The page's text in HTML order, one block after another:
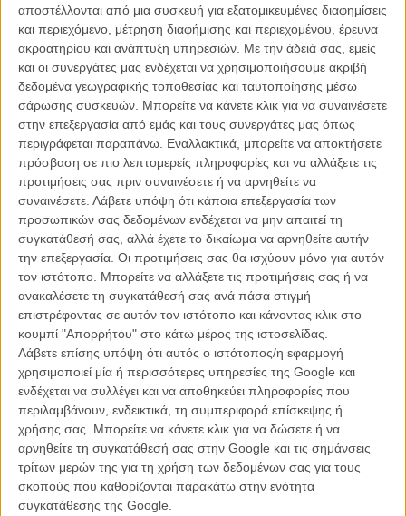
αποστέλλονται από μια συσκευή για εξατομικευμένες διαφημίσεις
και περιεχόμενο, μέτρηση διαφήμισης και περιεχομένου, έρευνα
ακροατηρίου και ανάπτυξη υπηρεσιών. Με την άδειά σας, εμείς
και οι συνεργάτες μας ενδέχεται να χρησιμοποιήσουμε ακριβή
δεδομένα γεωγραφικής τοποθεσίας και ταυτοποίησης μέσω
σάρωσης συσκευών. Μπορείτε να κάνετε κλικ για να συναινέσετε
στην επεξεργασία από εμάς και τους συνεργάτες μας όπως
περιγράφεται παραπάνω. Εναλλακτικά, μπορείτε να αποκτήσετε
πρόσβαση σε πιο λεπτομερείς πληροφορίες και να αλλάξετε τις
προτιμήσεις σας πριν συναινέσετε ή να αρνηθείτε να
συναινέσετε. Λάβετε υπόψη ότι κάποια επεξεργασία των
προσωπικών σας δεδομένων ενδέχεται να μην απαιτεί τη
συγκατάθεσή σας, αλλά έχετε το δικαίωμα να αρνηθείτε αυτήν
την επεξεργασία. Οι προτιμήσεις σας θα ισχύουν μόνο για αυτόν
τον ιστότοπο. Μπορείτε να αλλάξετε τις προτιμήσεις σας ή να
ανακαλέσετε τη συγκατάθεσή σας ανά πάσα στιγμή
επιστρέφοντας σε αυτόν τον ιστότοπο και κάνοντας κλικ στο
κουμπί "Απορρήτου" στο κάτω μέρος της ιστοσελίδας.
Λάβετε επίσης υπόψη ότι αυτός ο ιστότοπος/η εφαρμογή
χρησιμοποιεί μία ή περισσότερες υπηρεσίες της Google και
ενδέχεται να συλλέγει και να αποθηκεύει πληροφορίες που
περιλαμβάνουν, ενδεικτικά, τη συμπεριφορά επίσκεψης ή
χρήσης σας. Μπορείτε να κάνετε κλικ για να δώσετε ή να
αρνηθείτε τη συγκατάθεσή σας στην Google και τις σημάνσεις
τρίτων μερών της για τη χρήση των δεδομένων σας για τους
σκοπούς που καθορίζονται παρακάτω στην ενότητα
συγκατάθεσης της Google.
Γράφει ο υπερ-οσκαρικός σκηνοθέτης: «Απολαμβάνω τις ταινίες
στη διάρκεια των χρόνων. Είναι πολύ ψυχαγωγικές. Νιώθω ότι
πραγματικά σ' έχω γνωρίσει μέσα στα χρόνια, πιο πρόσφατα
μάλιστα όταν σε είδα ως οικοδεσπότη στο "Saturday Night Live".
Σπουδαία δουλειά. Το κυνηγάς. Είμαι περήφανος για τη δουλειά σου
και θα χαρώ να σε γνωρίσω. Στίβεν Σπίλμπεργκ»
Διαβάστε εδώ τη γνώμη του Flix για το «San Andreas:
Επικίνδυνο Ρήγμα» με τον Ντουέιν Τζόνσον, που προβάλλεται
αυτόν τον καιρό στις ελληνικές αίθουσες
Ο Ντουέιν Τζόνσον, σε συνέντευξή του στο Esquire, με τον
υπέροχο τίτλο «The Rock Is Dead. Long Live Dwayne Johnson,
American Treasure.», μοιράστηκε το περιστατικό και την αντίδρασή
του: «Ολη μου τη ζωή αναφέρομαι σ' αυτόν τον άνθρωπο και τις
ταινίες του ως τη μεγαλύτερή μου έμπνευση για το να γίνω
ηθοποιός και να θέλω να κάνω "ταινίες του δικού του στιλ" -
ψυχαγωγικές, ποιοτικές και πάνω απ' όλα με καρδιά. Το να λάβω
από εκείνον μια προσωπική επιστολή δε μ' έκανε απλώς να νιώσω
απίστευτη τιμή κι ευγνωμοσύνη, αλλά μου θύμησε πώς ένιωθα όταν
ήμουν αυτό το αγοράκι των 8 χρόνων που όχι απλώς αγαπά τις
ταινίες, αλλά τώρα πια μπορεί να κάνει τις ταινίες που αγαπά και ν'
απολαμβάνει τον αντίκτυπό τους στους άλλους.»
Διαβάστε ακόμη: Στίβεν Σπίλμπεργκ & Τομ Χανκς μιλούν για
την πραγματική ιστορία πίσω από το «Bridge of Spies»